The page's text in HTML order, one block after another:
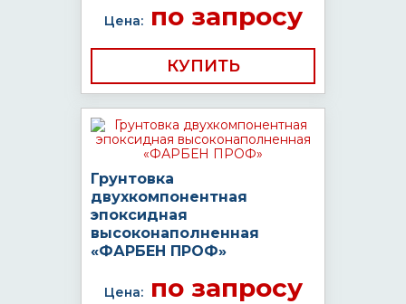
Цена:по запросу
КУПИТЬ
Грунтовка
двухкомпонентная
эпоксидная
высоконаполненная
«ФАРБЕН ПРОФ»
Цена:по запросу